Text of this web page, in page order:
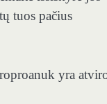
tuos pačius
yra